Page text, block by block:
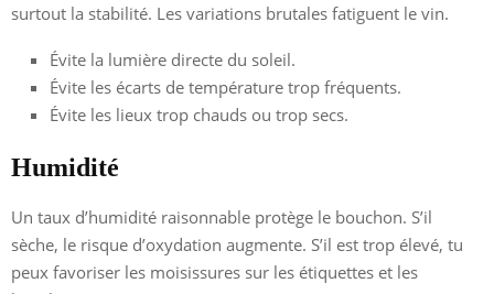
surtout la stabilité. Les variations brutales fatiguent le vin.
Évite la lumière directe du soleil.
Évite les écarts de température trop fréquents.
Évite les lieux trop chauds ou trop secs.
Humidité
Un taux d’humidité raisonnable protège le bouchon. S’il
sèche, le risque d’oxydation augmente. S’il est trop élevé, tu
peux favoriser les moisissures sur les étiquettes et les